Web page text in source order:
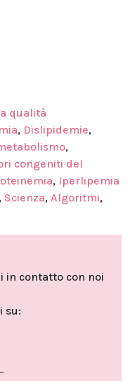
qualità
, Dislipidemie,
,
congeniti del
, Iperlipemia
, Scienza, Algoritmi,
in contatto con noi
su: